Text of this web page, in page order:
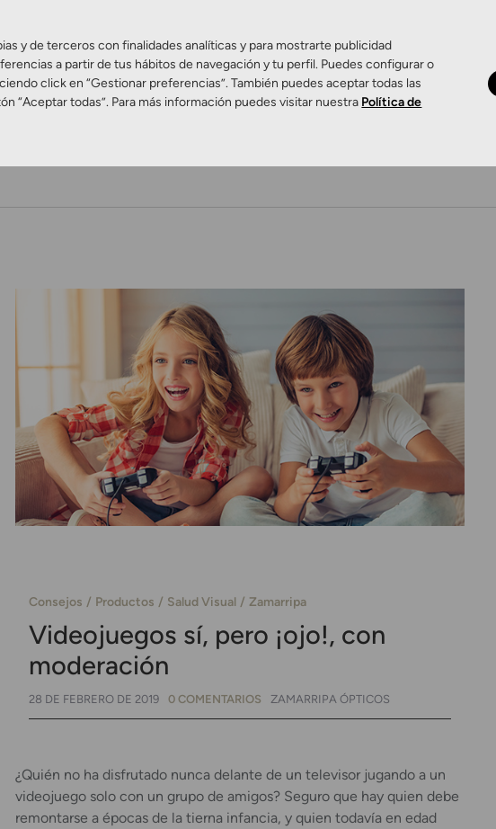
Consejos Productos Salud Visual Zamarripa
Videojuegos sí, pero ¡ojo!, con
moderación
28 DE FEBRERO DE 2019 0 COMENTARIOS ZAMARRIPA ÓPTICOS
¿Quién no ha disfrutado nunca delante de un televisor jugando a un
videojuego solo con un grupo de amigos? Seguro que hay quien debe
remontarse a épocas de la tierna infancia, y quien todavía en edad
y de terceros con finalidades analíticas y para mostrarte publicidad
a partir de tus hábitos de navegación y tu perfil. Puedes configurar o
click en “Gestionar preferencias”. También puedes aceptar todas las
“Aceptar todas”. Para más información puedes visitar nuestra Política de